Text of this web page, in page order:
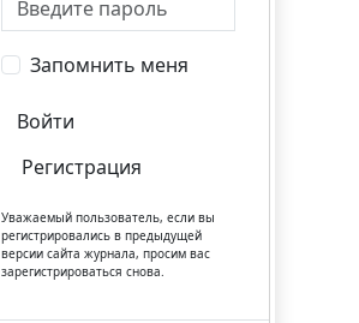
Запомнить меня
Войти
Регистрация
Уважаемый пользователь, если вы
регистрировались в предыдущей
версии сайта журнала, просим вас
зарегистрироваться снова.